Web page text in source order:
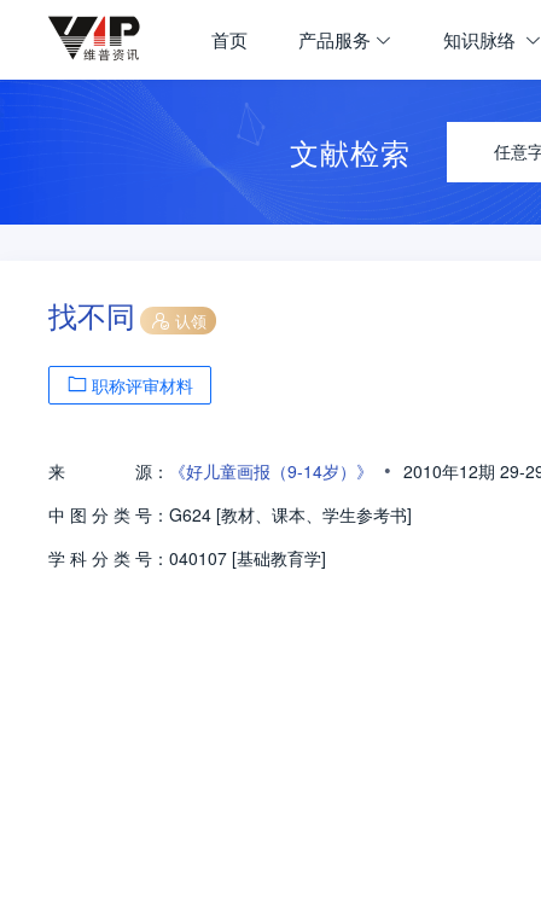
首页 产品服务 知识脉络
文献检索 任意
找不同 认领
职称评审材料
来 源： 《好儿童画报（9-14岁）》 • 2010年12期 29-
中 图 分 类 号： G624 [教材、课本、学生参考书]
学 科 分 类 号： 040107 [基础教育学]